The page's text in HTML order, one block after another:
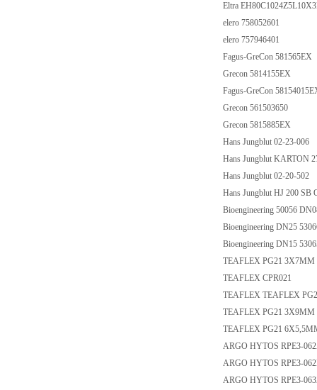
Eltra
elero 758052601
elero 757946401
Fagus-GreCon 581565EX
Grecon 5814155EX
Fagus-GreCon
Grecon 561503650
Grecon 5815885EX
Hans Jungblut 02-23-006
Hans Jungblut KARTON
Hans Jungblut 02-20-502
Hans Jungblut HJ 200 SB
Bioengineering 50056
Bioengineering DN25
Bioengineering DN15
TEAFLEX PG21
TEAFLEX CPR021
TEAFLEX TEAFLEX
TEAFLEX PG21
TEAFLEX PG21
ARGO HYTOS RPE3-
ARGO HYTOS RPE3-
ARGO HYTOS RPE3-